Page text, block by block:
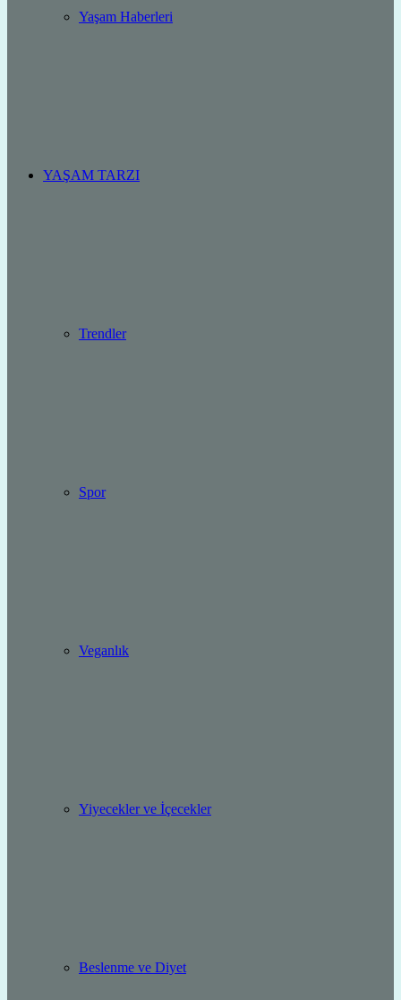
Yaşam Haberleri
YAŞAM TARZI
Trendler
Spor
Veganlık
Yiyecekler ve İçecekler
Beslenme ve Diyet